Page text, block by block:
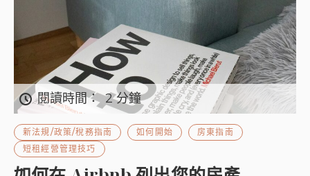
閱讀時間： 2 分鐘
新法規/政策/稅務指南 如何開始
房東指南
短租經營管理技巧